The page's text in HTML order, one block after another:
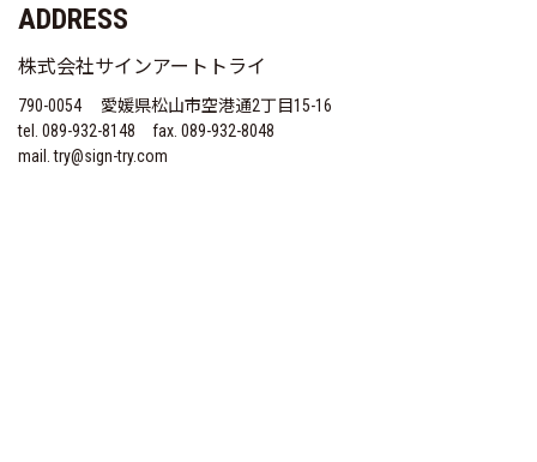
ADDRESS
株式会社サインアートトライ
790-0054
愛媛県松山市空港通2丁目15-16
tel. 089-932-8148
fax. 089-932-8048
mail. try@sign-try.com